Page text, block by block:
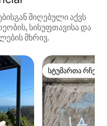
მიღებული აქვს
სისუფთავისა და
მხრივ.
სტუმართა
სტუმართა